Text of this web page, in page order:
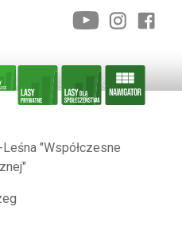
"Współczesne